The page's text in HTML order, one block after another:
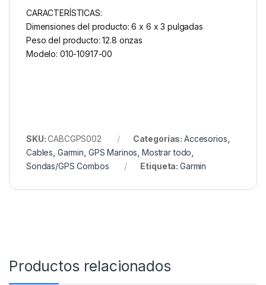
CARACTERÍSTICAS:
Dimensiones del producto: 6 x 6 x 3 pulgadas
Peso del producto: 12.8 onzas
Modelo: 010-10917-00
SKU:CABCGPS002 Categorías: Accesorios
Cables Garmin GPS Marinos ,Mostrar todo
Sondas/GPS Combos
Etiqueta: Garmin
Productos relacionados